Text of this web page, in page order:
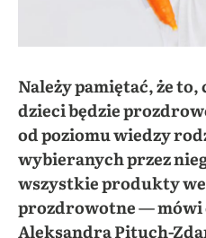
Należy pamiętać, że
dzieci będzie
od poziomu wiedzy
wybieranych przez
wszystkie produkty
prozdrowotne — mówi
Aleksandra Pituch-